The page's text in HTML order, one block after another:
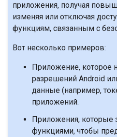
приложения, получая
изменяя или отключая
функциям, связанным с
Вот несколько примеров:
Приложение, которое
разрешений Android
данные (например,
приложений.
Приложения, которые
функциями, чтобы